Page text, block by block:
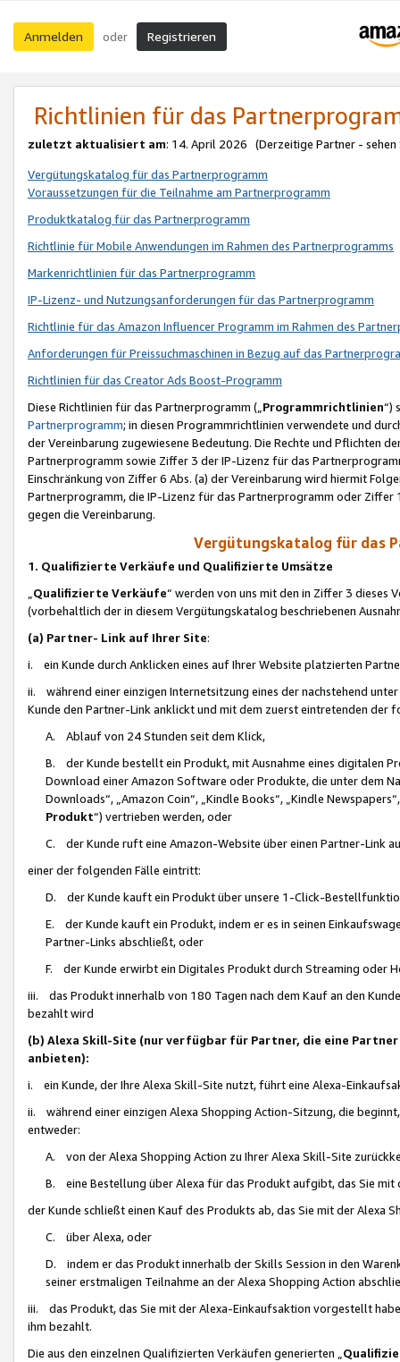
Anmelden oder Registrieren
Richtlinien für das
zuletzt aktualisiert am: 14. April 2026 (Derzeitige Partner - sehen
Vergütungskatalog für das Partnerprogramm
Voraussetzungen für die Teilnahme am Partnerprogramm
Produktkatalog für das Partnerprogramm
Richtlinie für Mobile Anwendungen im Rahmen des Partnerprogramms
Markenrichtlinien für das Partnerprogramm
IP-Lizenz- und Nutzungsanforderungen für das Partnerprogramm
Richtlinie für das Amazon Influencer Programm im Rahmen des
Anforderungen für Preissuchmaschinen in Bezug auf das
Richtlinien für das Creator Ads Boost-Programm
Diese Richtlinien für das Partnerprogramm („Programmrichtlinien“)
Partnerprogramm; in diesen Programmrichtlinien verwendete und
der Vereinbarung zugewiesene Bedeutung. Die Rechte und Pflichten
Partnerprogramm sowie Ziffer 3 der IP-Lizenz für das
Einschränkung von Ziffer 6 Abs. (a) der Vereinbarung wird hiermit
Partnerprogramm, die IP-Lizenz für das Partnerprogramm oder
gegen die Vereinbarung.
Vergütungskatalog für das
1. Qualifizierte Verkäufe und Qualifizierte Umsätze
Qualifizierte Verkäufe“ werden von uns mit den in Ziffer 3
(vorbehaltlich der in diesem Vergütungskatalog beschriebenen
(a) Partner- Link auf Ihrer Site:
i. ein Kunde durch Anklicken eines auf Ihrer Website platzierten
ii. während einer einzigen Internetsitzung eines der nachstehend
Kunde den Partner-Link anklickt und mit dem zuerst eintretenden der
A. Ablauf von 24 Stunden seit dem Klick,
B. der Kunde bestellt ein Produkt, mit Ausnahme eines digitalen
Download einer Amazon Software oder Produkte, die unter dem
Downloads“, „Amazon Coin“, „Kindle Books“, „Kindle
Produkt“) vertrieben werden, oder
C. der Kunde ruft eine Amazon-Website über einen Partner-Link
einer der folgenden Fälle eintritt:
D. der Kunde kauft ein Produkt über unsere 1-Click-
E. der Kunde kauft ein Produkt, indem er es in seinen
Partner-Links abschließt, oder
F. der Kunde erwirbt ein Digitales Produkt durch Streaming oder
iii. das Produkt innerhalb von 180 Tagen nach dem Kauf an den
bezahlt wird
(b) Alexa Skill-Site (nur verfügbar für Partner, die eine
anbieten):
i. ein Kunde, der Ihre Alexa Skill-Site nutzt, führt eine Alexa-
ii. während einer einzigen Alexa Shopping Action-Sitzung, die
entweder:
A. von der Alexa Shopping Action zu Ihrer Alexa Skill-Site
B. eine Bestellung über Alexa für das Produkt aufgibt, das Sie mit
der Kunde schließt einen Kauf des Produkts ab, das Sie mit der Alexa
C. über Alexa, oder
D. indem er das Produkt innerhalb der Skills Session in den
seiner erstmaligen Teilnahme an der Alexa Shopping Action
iii. das Produkt, das Sie mit der Alexa-Einkaufsaktion vorgestellt
ihm bezahlt.
Die aus den einzelnen Qualifizierten Verkäufen generierten „